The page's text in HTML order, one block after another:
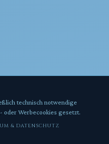
technisch notwendige
oder Werbecookies gesetzt.
& DATENSCHUTZ